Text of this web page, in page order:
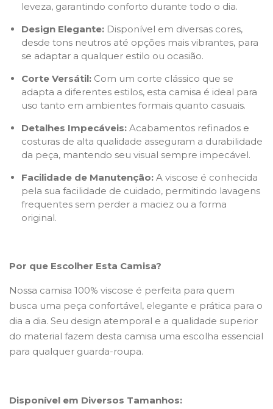
leveza, garantindo conforto durante todo o dia.
Design Elegante: Disponível em diversas cores,
desde tons neutros até opções mais vibrantes, para
se adaptar a qualquer estilo ou ocasião.
Corte Versátil: Com um corte clássico que se
adapta a diferentes estilos, esta camisa é ideal para
uso tanto em ambientes formais quanto casuais.
Detalhes Impecáveis: Acabamentos refinados e
costuras de alta qualidade asseguram a durabilidade
da peça, mantendo seu visual sempre impecável.
Facilidade de Manutenção: A viscose é conhecida
pela sua facilidade de cuidado, permitindo lavagens
frequentes sem perder a maciez ou a forma
original.
Por que Escolher Esta Camisa?
Nossa camisa 100% viscose é perfeita para quem
busca uma peça confortável, elegante e prática para o
dia a dia. Seu design atemporal e a qualidade superior
do material fazem desta camisa uma escolha essencial
para qualquer guarda-roupa.
Disponível em Diversos Tamanhos: